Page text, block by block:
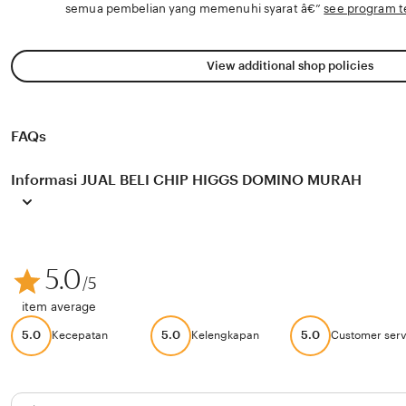
semua pembelian yang memenuhi syarat â€”see program
View additional shop policies
FAQs
Informasi JUAL BELI CHIP HIGGS DOMINO MURAH
5.0/5
item average
5.0 Kecepatan 5.0 Kelengkapan 5.0 Customer